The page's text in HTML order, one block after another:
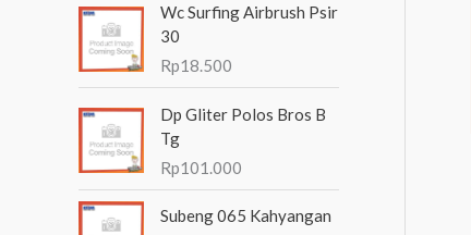
n
u
k
Wc Surfing Airbrush Psir
30
Rp18.500
Dp Gliter Polos Bros B
Tg
Rp101.000
Subeng 065 Kahyangan